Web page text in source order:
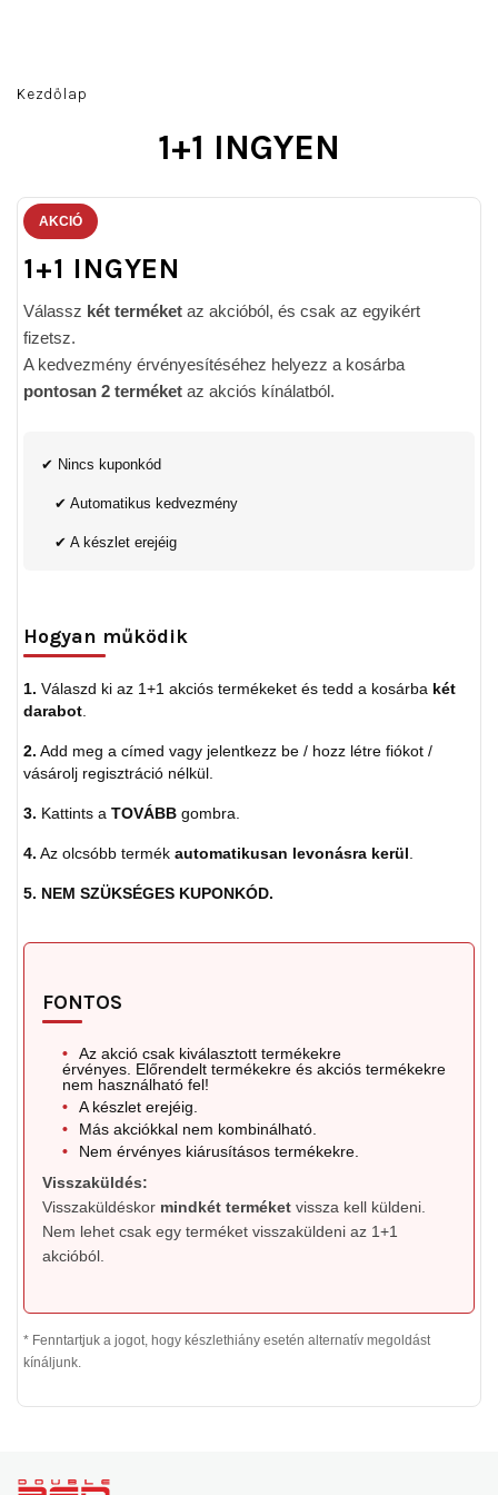
Kezdőlap
1+1 INGYEN
AKCIÓ
1+1 INGYEN
Válassz két terméket az akcióból, és csak az egyikért
fizetsz.
A kedvezmény érvényesítéséhez helyezz a kosárba
pontosan 2 terméket az akciós kínálatból.
✔ Nincs kuponkód
✔ Automatikus kedvezmény
✔ A készlet erejéig
Hogyan működik
1. Válaszd ki az 1+1 akciós termékeket és tedd a kosárba két
darabot
2. Add meg a címed vagy jelentkezz be / hozz létre fiókot /
vásárolj regisztráció nélkül.
3. Kattints a TOVÁBB gombra.
4. Az olcsóbb termék automatikusan levonásra kerül
5. NEM SZÜKSÉGES KUPONKÓD.
FONTOS
•
Az akció csak kiválasztott termékekre
érvényes. Előrendelt termékekre és akciós termékekre
nem használható fel!
•
A készlet erejéig.
•
Más akciókkal nem kombinálható.
•
Nem érvényes kiárusításos termékekre.
Visszaküldés:
Visszaküldéskor mindkét terméket vissza kell küldeni.
Nem lehet csak egy terméket visszaküldeni az 1+1
akcióból.
* Fenntartjuk a jogot, hogy készlethiány esetén alternatív megoldást
kínáljunk.